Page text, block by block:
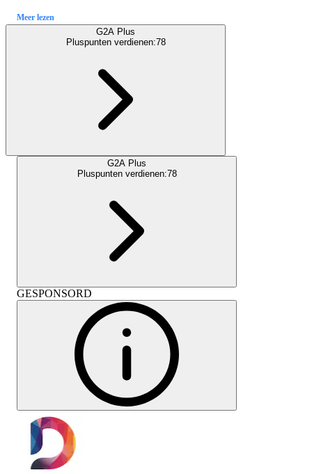
Meer lezen
G2A Plus
Pluspunten verdienen:78
G2A Plus
Pluspunten verdienen:78
GESPONSORD